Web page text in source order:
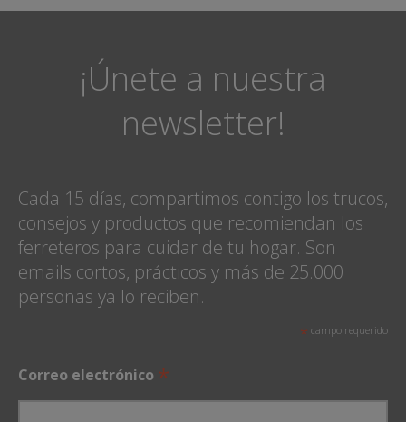
¡Únete a nuestra
newsletter!
Cada 15 días, compartimos contigo los trucos,
consejos y productos que recomiendan los
ferreteros para cuidar de tu hogar. Son
emails cortos, prácticos y más de 25.000
personas ya lo reciben.
* campo requerido
Correo electrónico *